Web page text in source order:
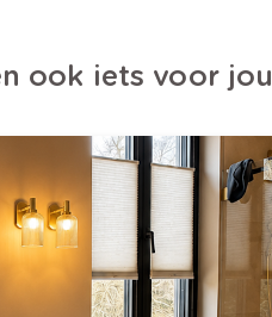
ook iets voor jou